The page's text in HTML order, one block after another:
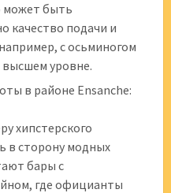
может быть
качество подачи и
с осьминогом
уровне.
в районе Ensanche:
хипстерского
в сторону модных
бары с
где официанты